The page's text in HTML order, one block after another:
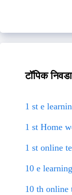
टॉपिक निवडा
1 st e
1 st Home
1 st online
10 e
10 th online